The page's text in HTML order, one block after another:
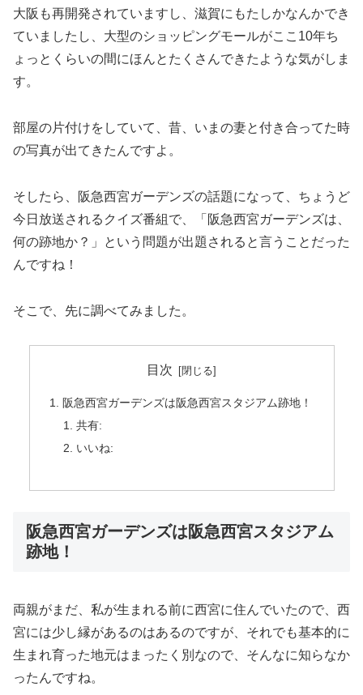
大阪も再開発されていますし、滋賀にもたしかなんかでき
ていましたし、大型のショッピングモールがここ10年ち
ょっとくらいの間にほんとたくさんできたような気がしま
す。
部屋の片付けをしていて、昔、いまの妻と付き合ってた時
の写真が出てきたんですよ。
そしたら、阪急西宮ガーデンズの話題になって、ちょうど
今日放送されるクイズ番組で、「阪急西宮ガーデンズは、
何の跡地か？」という問題が出題されると言うことだった
んですね！
そこで、先に調べてみました。
目次
阪急西宮ガーデンズは阪急西宮スタジアム跡地！
共有:
いいね:
阪急西宮ガーデンズは阪急西宮スタジアム
跡地！
両親がまだ、私が生まれる前に西宮に住んでいたので、西
宮には少し縁があるのはあるのですが、それでも基本的に
生まれ育った地元はまったく別なので、そんなに知らなか
ったんですね。